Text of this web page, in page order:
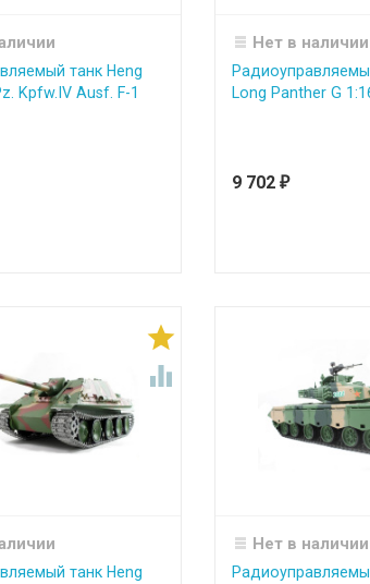
танк Heng
Kpfw.IV Ausf. F-1
Нет в наличии
Long Panther G
9 702 ₽


танк Heng
Нет в наличии